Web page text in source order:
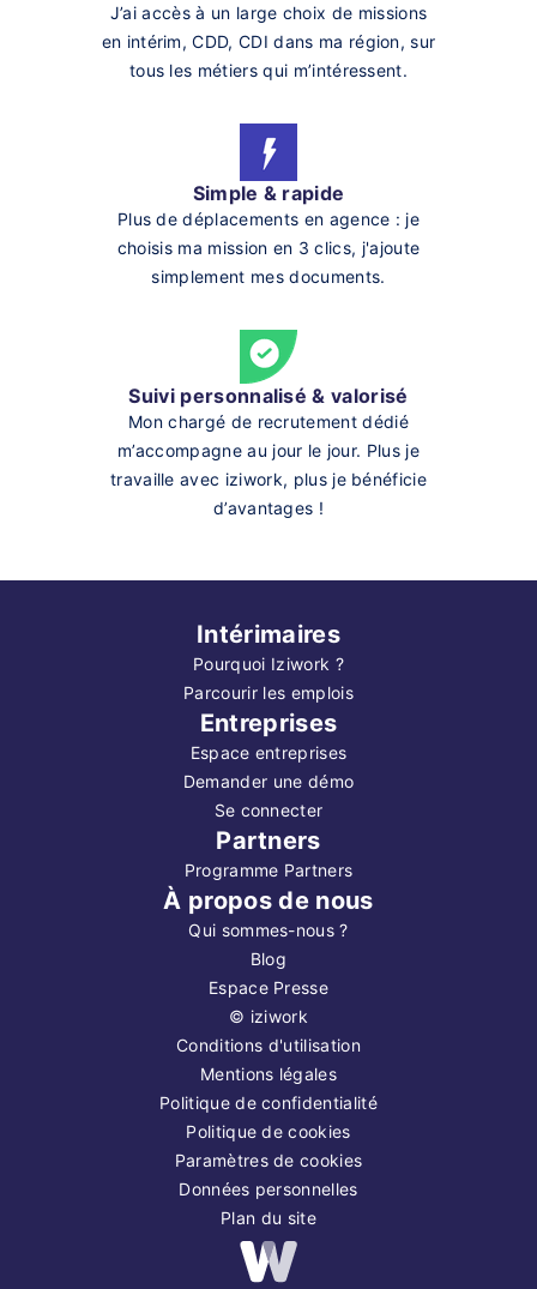
J’ai accès à un large choix de missions
en intérim, CDD, CDI dans ma région, sur
tous les métiers qui m’intéressent.
Simple & rapide
Plus de déplacements en agence : je
choisis ma mission en 3 clics, j'ajoute
simplement mes documents.
Suivi personnalisé & valorisé
Mon chargé de recrutement dédié
m’accompagne au jour le jour. Plus je
travaille avec iziwork, plus je bénéficie
d’avantages !
Intérimaires
Pourquoi Iziwork ?
Parcourir les emplois
Entreprises
Espace entreprises
Demander une démo
Se connecter
Partners
Programme Partners
À propos de nous
Qui sommes-nous ?
Blog
Espace Presse
© iziwork
Conditions d'utilisation
Mentions légales
Politique de confidentialité
Politique de cookies
Paramètres de cookies
Données personnelles
Plan du site